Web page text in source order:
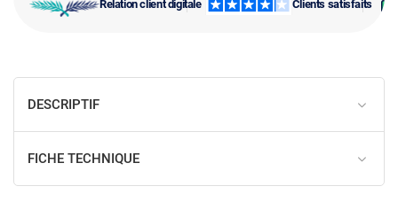
Relation client digitale Clients satisfaits
DESCRIPTIF
FICHE TECHNIQUE